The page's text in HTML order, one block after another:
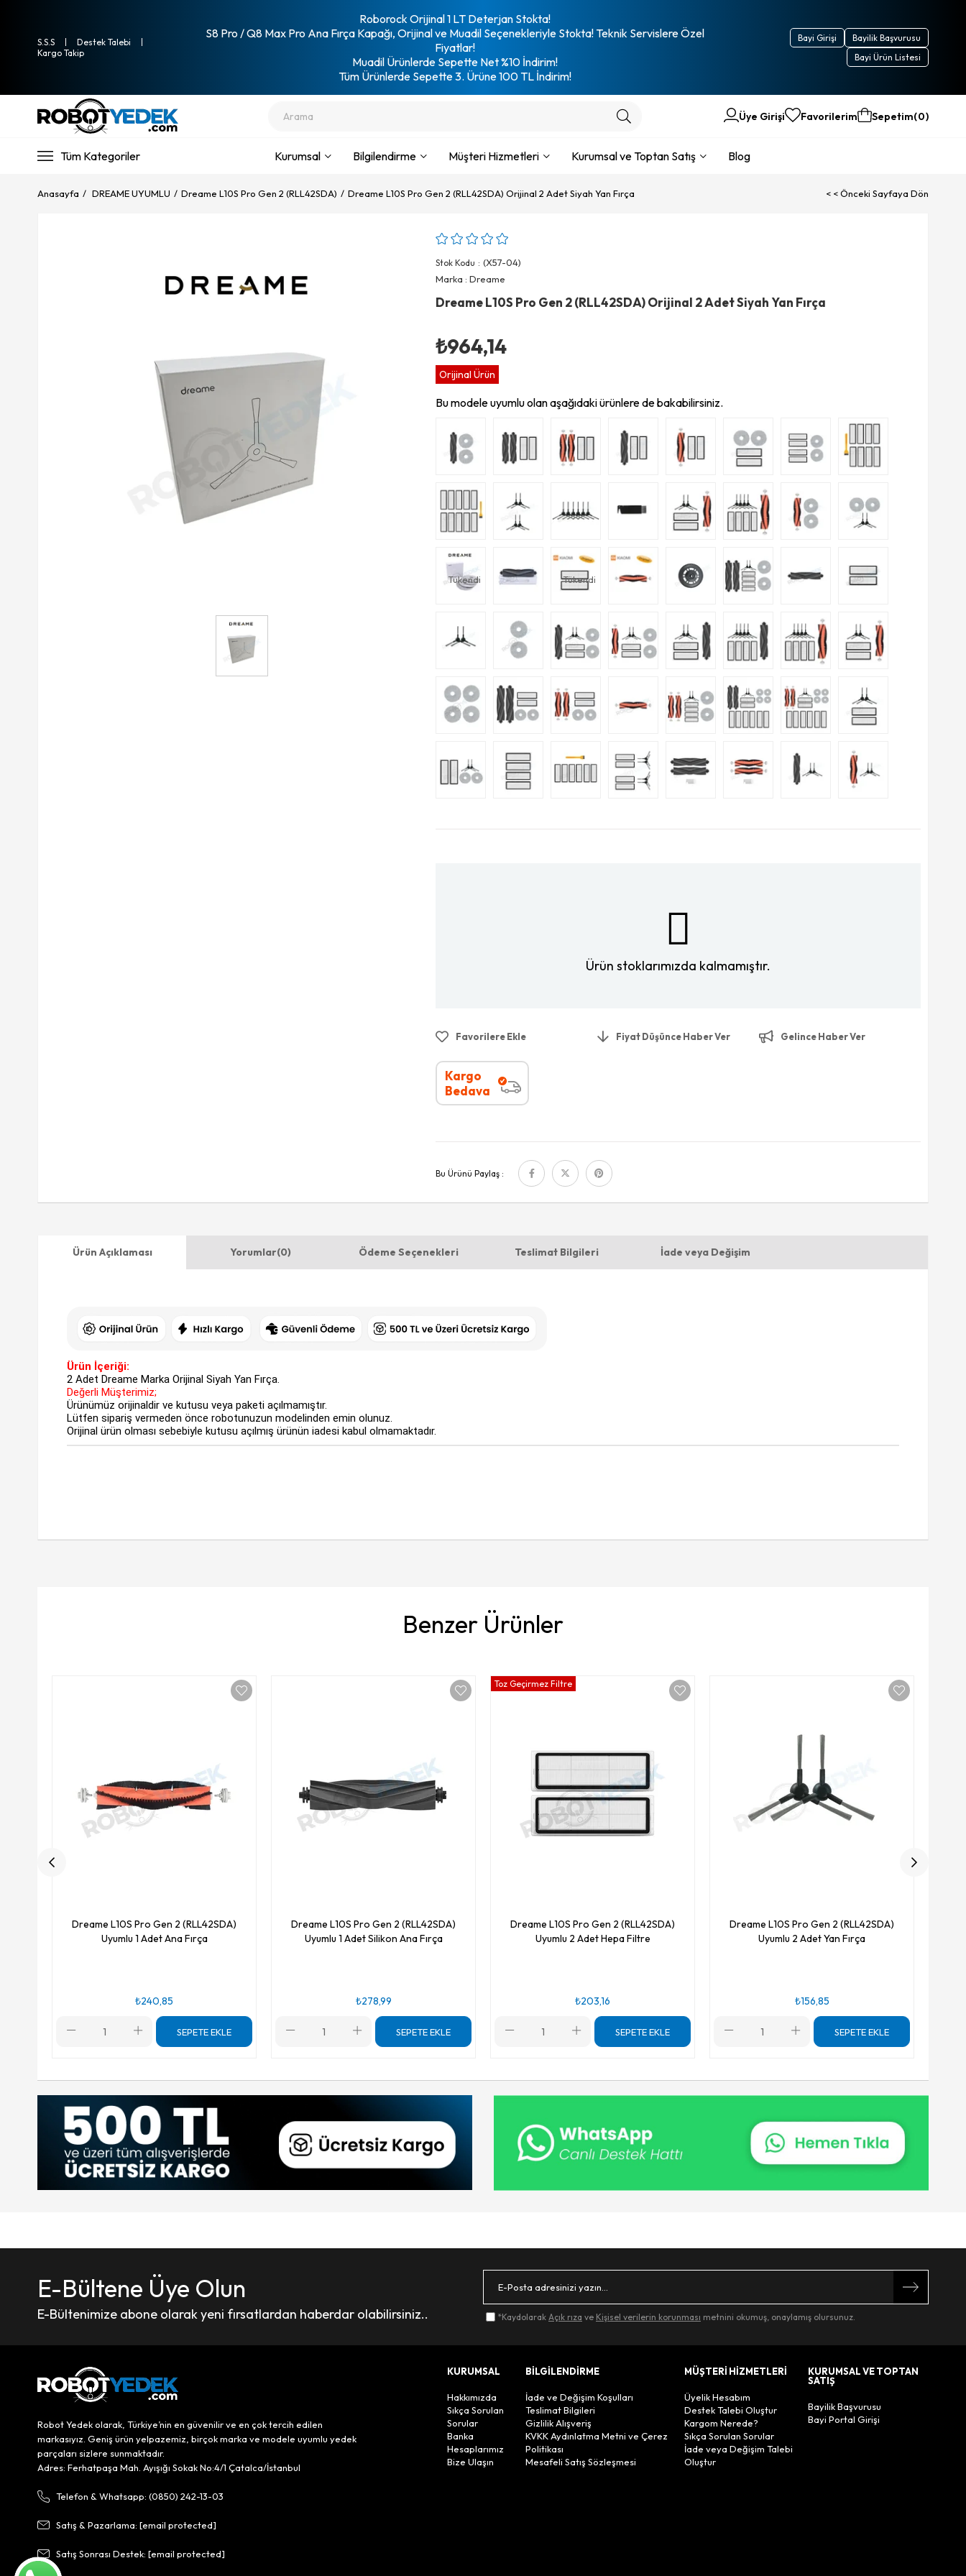
S.S.S
Destek Talebi
Kargo Takip
Roborock Orijinal 1 LT Deterjan Stokta!
S8 Pro / Q8 Max Pro Ana Fırça Kapağı, Orijinal ve Muadil Seçenekleriyle Stokta! Teknik Servislere Özel
Fiyatlar!
Muadil Ürünlerde Sepette Net %10 İndirim!
Tüm Ürünlerde Sepette 3. Ürüne 100 TL İndirim!
Bayilik Başvurusu
Bayi Girişi
Bayi Ürün Listesi
Üye Girişi Favorilerim Sepetim 0
Tüm Kategoriler Kurumsal Bilgilendirme Müşteri Hizmetleri Kurumsal ve Toptan Satış Blog
Anasayfa DREAME UYUMLU Dreame L10S Pro Gen 2 (RLL42SDA) Dreame L10S Pro Gen 2 (RLL42SDA) Orijinal 2 Adet Siyah Yan Fırça < < Önceki Sayfaya Dön
Stok Kodu
(X57-04)
Marka : Dreame
Dreame L10S Pro Gen 2 (RLL42SDA) Orijinal 2 Adet Siyah Yan Fırça
₺964,14
Orijinal Ürün
Bu modele uyumlu olan aşağıdaki ürünlere de bakabilirsiniz.
Tükendi Tükendi
Ürün stoklarımızda kalmamıştır.
Favorilere Ekle Fiyat Düşünce Haber Ver Gelince Haber Ver
Kargo
Bedava
Bu Ürünü Paylaş :
Ürün Açıklaması Yorumlar(0) Ödeme Seçenekleri Teslimat Bilgileri İade veya Değişim
Ürün İçeriği:
2 Adet Dreame Marka Orijinal Siyah Yan Fırça.
Değerli Müşterimiz;
Ürünümüz orijinaldir ve kutusu veya paketi açılmamıştır.
Lütfen sipariş vermeden önce robotunuzun modelinden emin olunuz.
Orijinal ürün olması sebebiyle kutusu açılmış ürünün iadesi kabul olmamaktadır.
Benzer Ürünler
Dreame L10S Pro Gen 2 (RLL42SDA)
Uyumlu 1 Adet Ana Fırça
₺240,85
SEPETE EKLE
Dreame L10S Pro Gen 2 (RLL42SDA)
Uyumlu 1 Adet Silikon Ana Fırça
₺278,99
SEPETE EKLE
Dreame L10S Pro Gen 2 (RLL42SDA)
Uyumlu 2 Adet Hepa Filtre
₺203,16
SEPETE EKLE
Toz Geçirmez Filtre
Dreame L10S Pro Gen 2 (RLL42SDA)
Uyumlu 2 Adet Yan Fırça
₺156,85
SEPETE EKLE
E-Bültene Üye Olun
E-Bültenimize abone olarak yeni fırsatlardan haberdar olabilirsiniz.. *Kaydolarak Açık rıza ve Kişisel verilerin korunması metnini okumuş, onaylamış olursunuz.
Robot Yedek olarak, Türkiye’nin en güvenilir ve en çok tercih edilen
markasıyız. Geniş ürün yelpazemiz, birçok marka ve modele uyumlu yedek
parçaları sizlere sunmaktadır.
Adres: Ferhatpaşa Mah. Ayışığı Sokak No:4/1 Çatalca/İstanbul
Telefon & Whatsapp: (0850) 242-13-03
Satış & Pazarlama: [email protected]
Satış Sonrası Destek: [email protected]
KURUMSAL
Hakkımızda
Sıkça Sorulan
Sorular
Banka
Hesaplarımız
Bize Ulaşın
BİLGİLENDİRME
İade ve Değişim Koşulları
Teslimat Bilgileri
Gizlilik Alışveriş
KVKK Aydınlatma Metni ve Çerez
Politikası
Mesafeli Satış Sözleşmesi
MÜŞTERİ HİZMETLERİ
Üyelik Hesabım
Destek Talebi Oluştur
Kargom Nerede?
Sıkça Sorulan Sorular
İade veya Değişim Talebi
Oluştur
KURUMSAL VE TOPTAN
SATIŞ
Bayilik Başvurusu
Bayi Portal Girişi